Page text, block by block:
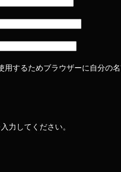
用するためブラウザーに自分の
力してください。